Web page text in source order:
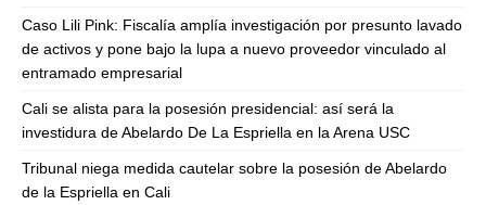
Caso Lili Pink: Fiscalía amplía investigación por presunto lavado
de activos y pone bajo la lupa a nuevo proveedor vinculado al
entramado empresarial
Cali se alista para la posesión presidencial: así será la
investidura de Abelardo De La Espriella en la Arena USC
Tribunal niega medida cautelar sobre la posesión de Abelardo
de la Espriella en Cali